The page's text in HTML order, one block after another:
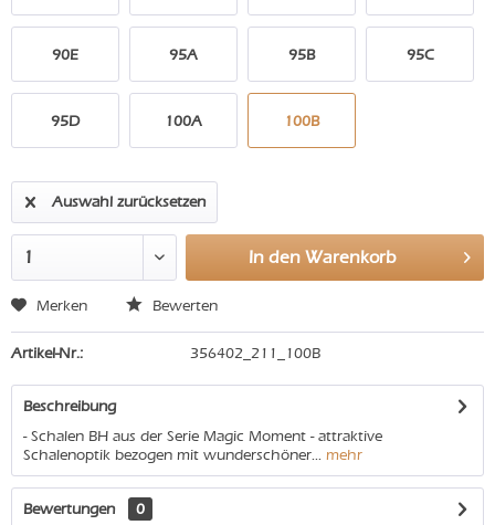
90E 95A 95B 95C
95D 100A 100B
Auswahl zurücksetzen
In den Warenkorb
Merken Bewerten
Artikel-Nr.: 356402_211_100B
Beschreibung
- Schalen BH aus der Serie Magic Moment - attraktive
Schalenoptik bezogen mit wunderschöner... mehr
Bewertungen
0